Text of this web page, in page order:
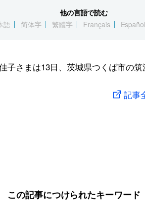
他の言語で読む
語 简体字 繁體字 Français Español
子さまは13日、茨城県つくば市の
記事
この記事につけられたキーワード